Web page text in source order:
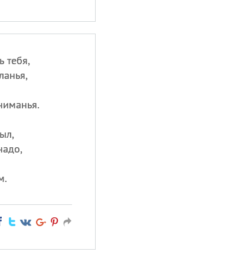
тебя,